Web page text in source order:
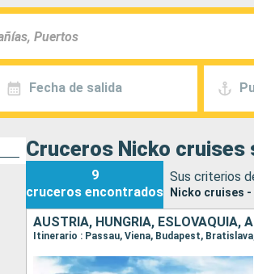
Fecha de salida
Cruceros Nicko cruises
9
cruceros encontrados
Sus criterios
Nicko cruises -
AUSTRIA, HUNGRÍA, ESLOVAQUIA,
Itinerario : Passau, Viena, Budapest,